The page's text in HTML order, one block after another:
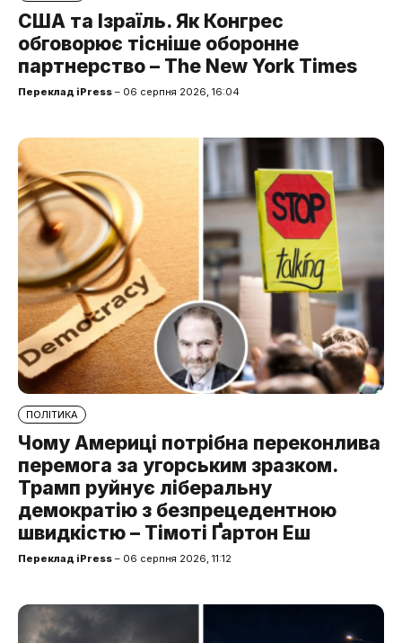
США та Ізраїль. Як Конгрес
обговорює тісніше оборонне
партнерство – The New York Times
Переклад iPress – 06 серпня 2026, 16:04
ПОЛІТИКА
Чому Америці потрібна переконлива
перемога за угорським зразком.
Трамп руйнує ліберальну
демократію з безпрецедентною
швидкістю – Тімоті Ґартон Еш
Переклад iPress – 06 серпня 2026, 11:12